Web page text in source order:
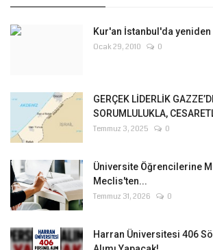
Kur'an İstanbul'da yeniden
Ocak 29, 2010 0
GERÇEK LİDERLİK
SORUMLULUKLA,
Temmuz 3, 2025 0
Üniversite Öğrencilerine
Meclis'ten...
Temmuz 31, 2026 0
Harran Üniversitesi 406